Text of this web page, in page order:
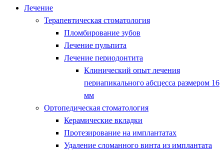
Лечение
Терапевтическая стоматология
Пломбирование зубов
Лечение пульпита
Лечение периодонтита
Клинический опыт лечения
периапикального абсцесса размером 16
мм
Ортопедическая стоматология
Керамические вкладки
Протезирование на имплантатах
Удаление сломанного винта из имплантата